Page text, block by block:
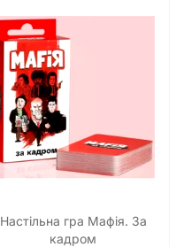
Настільна гра Мафія. За
кадром